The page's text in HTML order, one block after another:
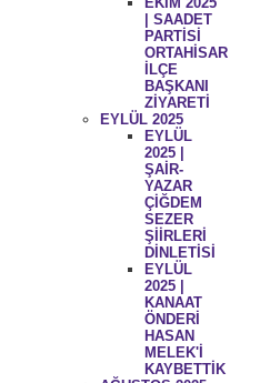
| SAADET
PARTİSİ
ORTAHİSAR
İLÇE
BAŞKANI
ZİYARETİ
EYLÜL 2025
EYLÜL
2025 |
ŞAİR-
YAZAR
ÇİĞDEM
SEZER
ŞİİRLERİ
DİNLETİSİ
EYLÜL
2025 |
KANAAT
ÖNDERİ
HASAN
MELEK'İ
KAYBETTİK